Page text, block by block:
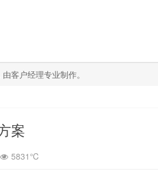
客户经理专业制作。
案
5831℃